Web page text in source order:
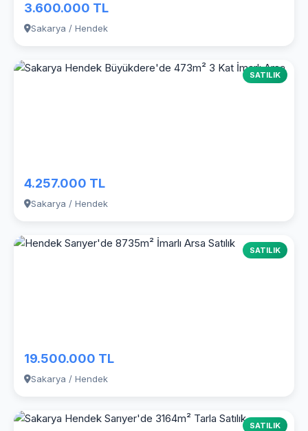
3.600.000 TL
Sakarya / Hendek
SATILIK
4.257.000 TL
Sakarya / Hendek
SATILIK
19.500.000 TL
Sakarya / Hendek
SATILIK